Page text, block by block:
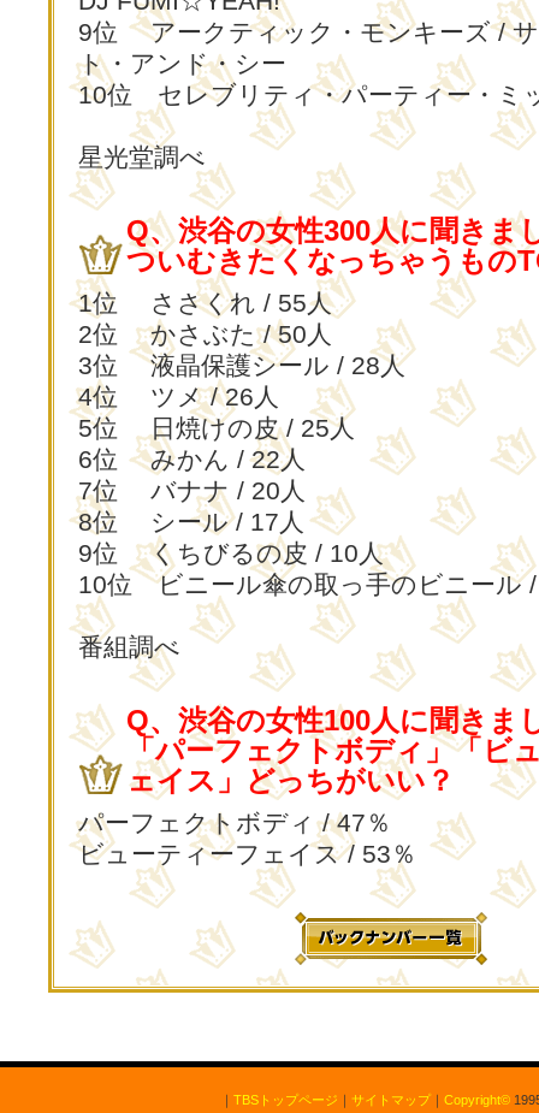
9位 アークティック・モンキーズ /
ト・アンド・シー
10位 セレブリティ・パーティー・ミ
星光堂調べ
Q、渋谷の女性300人に聞きま
ついむきたくなっちゃうもの
1位 ささくれ / 55人
2位 かさぶた / 50人
3位 液晶保護シール / 28人
4位 ツメ / 26人
5位 日焼けの皮 / 25人
6位 みかん / 22人
7位 バナナ / 20人
8位 シール / 17人
9位 くちびるの皮 / 10人
10位 ビニール傘の取っ手のビニール
番組調べ
Q、渋谷の女性100人に聞きま
「パーフェクトボディ」「ビ
ェイス」どっちがいい？
パーフェクトボディ / 47％
ビューティーフェイス / 53％
｜ TBSトップページ ｜ サイトマップ｜ Copyright©